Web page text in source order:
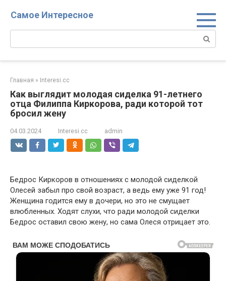
Самое Интересное
Поиск:
Главная » Interesi.cc
Как выглядит молодая сиделка 91-летнего
отца Филиппа Киркорова, ради которой тот
бросил жену
04.03.2024 Interesi.cc admin
Бедрос Киркоров в отношениях с молодой сиделкой
Олесей забыл про свой возраст, а ведь ему уже 91 год!
Женщина годится ему в дочери, но это не смущает
влюбленных. Ходят слухи, что ради молодой сиделки
Бедрос оставил свою жену, но сама Олеся отрицает это.